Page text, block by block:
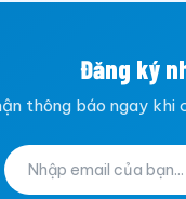
Đăng ký
thông báo ngay